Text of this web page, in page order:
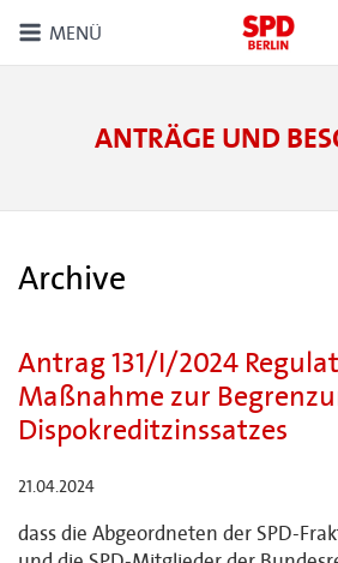
MENÜ
ANTRÄGE UND
Archive
Antrag 131/I/2024
Maßnahme zur
Dispokreditzinssatzes
21.04.2024
dass die Abgeordneten der SPD-